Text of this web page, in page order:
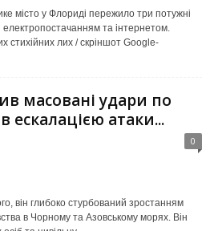
місто у Флориді пережило три потужні
електропостачанням та інтернетом.
стихійних лих / скріншот Google-
масовані удари по
ескалацією атаки...
0
він глибоко стурбований зростанням
в Чорному та Азовському морях. Він